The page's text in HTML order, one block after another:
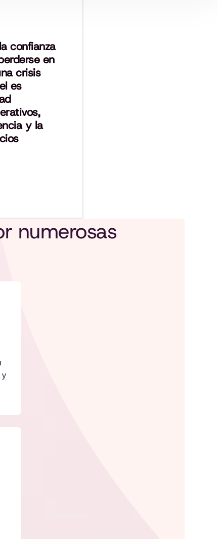
confianza
en
crisis
es
y la
numerosas
y